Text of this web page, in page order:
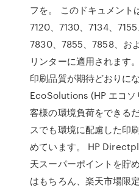
フを。 このドキュメント
7120、7130、7134、
7830、7855、7858、お
リンターに適用されます
印刷品質が期待どおりに
EcoSolutions (HP エコソ
客様の環境負荷をできる
スでも環境に配慮した印
めています。 HP
天スーパーポイントを貯
はもちろん、楽天市場限